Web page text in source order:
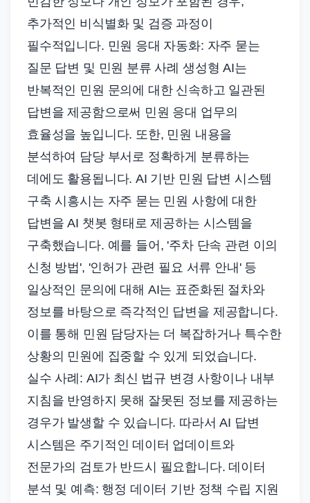
추가적인 비식별화 및 검증 과정이
필수적입니다. 민원 응대 자동화: 자주 묻는
질문 답변 및 민원 분류 사례 생성형 AI는
반복적인 민원 문의에 대한 신속하고 일관된
답변을 제공함으로써 민원 응대 업무의
효율성을 높입니다. 또한, 민원 내용을
분석하여 담당 부서로 정확하게 분류하는
데에도 활용됩니다. AI 기반 민원 답변 시스템
구축 시흥시는 자주 묻는 민원 사항에 대한
답변을 AI 챗봇 형태로 제공하는 시스템을
구축했습니다. 예를 들어, '주차 단속 관련 이의
신청 방법', '인허가 관련 필요 서류 안내' 등
일상적인 문의에 대해 AI는 표준화된 절차와
정보를 바탕으로 즉각적인 답변을 제공합니다.
이를 통해 민원 담당자는 더 복잡하거나 특수한
상황의 민원에 집중할 수 있게 되었습니다.
실수 사례: AI가 최신 법규 변경 사항이나 내부
지침을 반영하지 못해 잘못된 정보를 제공하는
경우가 발생할 수 있습니다. 따라서 AI 답변
시스템은 주기적인 데이터 업데이트와
전문가의 검토가 반드시 필요합니다. 데이터
분석 및 예측: 행정 데이터 기반 정책 수립 지원